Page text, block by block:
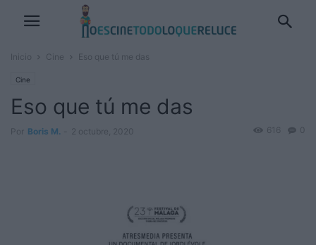
Inicio Cine Eso que tú me das
Cine
Eso que tú me das
Por Boris M. 2 octubre, 2020 0
616